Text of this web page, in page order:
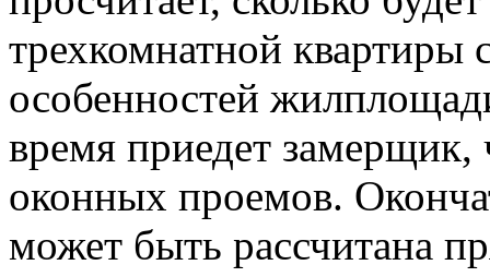
трехкомнатной квартиры
особенностей
время приедет замерщик,
оконных проемов.
может быть рассчитана